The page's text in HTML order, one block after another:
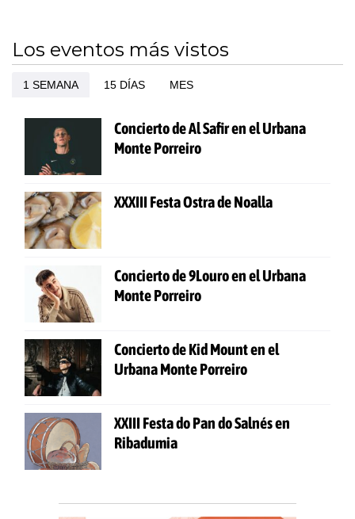
Los eventos más vistos
1 SEMANA 15 DÍAS MES
Concierto de Al Safir en el Urbana
Monte Porreiro
XXXIII Festa Ostra de Noalla
Concierto de 9Louro en el Urbana
Monte Porreiro
Concierto de Kid Mount en el
Urbana Monte Porreiro
XXIII Festa do Pan do Salnés en
Ribadumia